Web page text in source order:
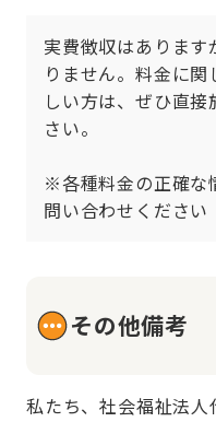
実費徴収はありま
りません。料金に
しい方は、ぜひ直
さい。
※各種料金の正確な
問い合わせください
その他備考
私たち、社会福祉法